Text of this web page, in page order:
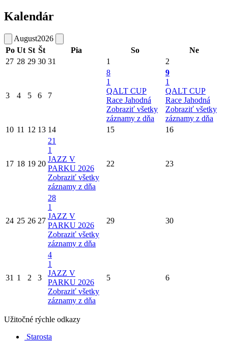
Kalendár
August2026
Po Ut St Št Pia So
Ne
27 28 29 30 31 1 2
3 4 5 6 7
8
1
QALT CUP
Race Jahodná
Zobraziť všetky
záznamy z dňa
9
1
QALT CUP
Race Jahodná
Zobraziť všetky
záznamy z dňa
10 11 12 13 14 15 16
17 18 19 20
21
1
JAZZ V
PARKU 2026
Zobraziť všetky
záznamy z dňa
22 23
24 25 26 27
28
1
JAZZ V
PARKU 2026
Zobraziť všetky
záznamy z dňa
29 30
31 1 2 3
4
1
JAZZ V
PARKU 2026
Zobraziť všetky
záznamy z dňa
5 6
Užitočné rýchle odkazy
Starosta